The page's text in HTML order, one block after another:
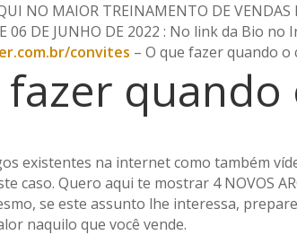
NO MAIOR TREINAMENTO DE
E 06 DE JUNHO DE 2022 : No link da Bio
convites – O que fazer quando o
fazer
existentes na internet como também
caso. Quero aqui te mostrar 4 NOVOS
se este assunto lhe interessa,
naquilo que você vende.